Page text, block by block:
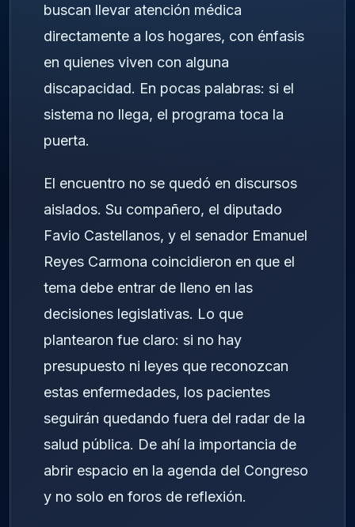
buscan llevar atención médica
directamente a los hogares, con énfasis
en quienes viven con alguna
discapacidad. En pocas palabras: si el
sistema no llega, el programa toca la
puerta.
El encuentro no se quedó en discursos
aislados. Su compañero, el diputado
Favio Castellanos, y el senador Emanuel
Reyes Carmona coincidieron en que el
tema debe entrar de lleno en las
decisiones legislativas. Lo que
plantearon fue claro: si no hay
presupuesto ni leyes que reconozcan
estas enfermedades, los pacientes
seguirán quedando fuera del radar de la
salud pública. De ahí la importancia de
abrir espacio en la agenda del Congreso
y no solo en foros de reflexión.